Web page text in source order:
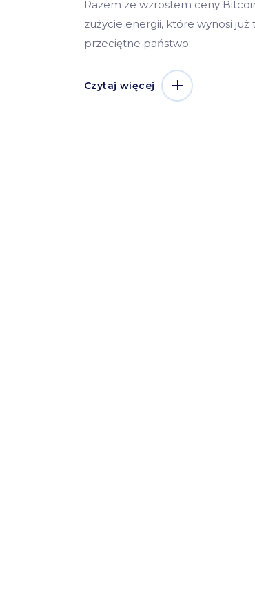
Razem ze wzrostem ceny
zużycie energii, które wynosi już
przeciętne państwo.
Czytaj więcej